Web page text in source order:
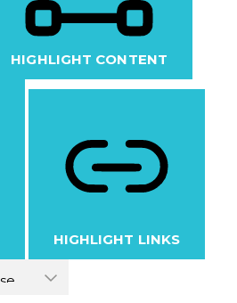
HIGHLIGHT CONTENT
HIGHLIGHT LINKS